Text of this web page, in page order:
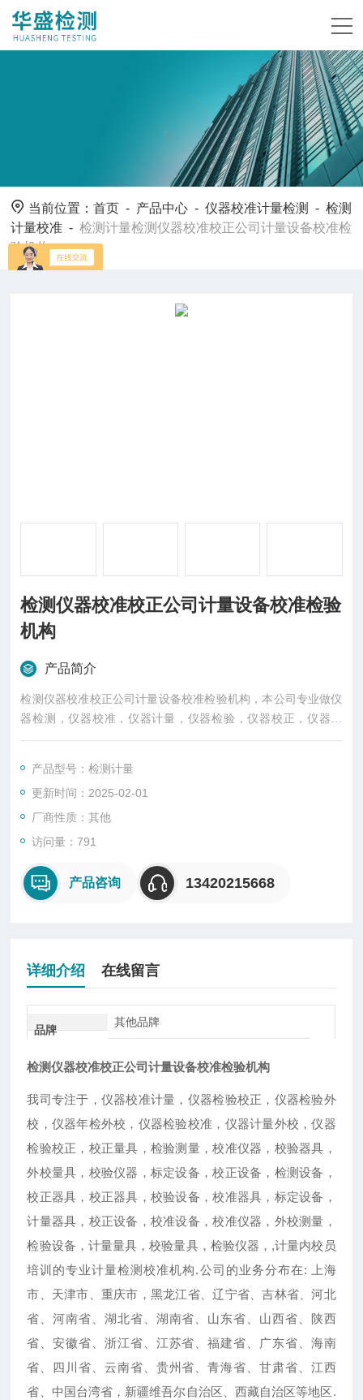
当前位置：首页 - 产品中心 -仪器校准计量检测 -检测
计量校准 -检测计量检测仪器校准校正公司计量设备校准检
验机构
检测仪器校准校正公司计量设备校准检验
机构
产品简介
检测仪器校准校正公司计量设备校准检验机构，本公司专业做仪
器检测，仪器校准，仪器计量，仪器检验，仪器校正，仪器外
校，仪器计量校正，仪器计量外校，仪器送检，仪器年检，仪器
校准方式:安排下厂校准、上门收取仪器、快递过来校准
产品型号：检测计量
更新时间：2025-02-01
厂商性质：其他
访问量：791
产品咨询 13420215668
详细介绍 在线留言
品牌
其他品牌
检测仪器校准校正公司计量设备校准检验机构
我司专注于，仪器校准计量，仪器检验校正，仪器检验外
校，仪器年检外校，仪器检验校准，仪器计量外校，仪器
检验校正，校正量具，检验测量，校准仪器，校验器具，
外校量具，校验仪器，标定设备，校正设备，检测设备，
校正器具，校正器具，校验设备，校准器具，标定设备，
计量器具，校正设备，校准设备，校准仪器，外校测量，
检验设备，计量量具，校验量具，检验仪器，,计量内校员
培训的专业计量检测校准机构.公司的业务分布在: 上海
市、天津市、重庆市，黑龙江省、辽宁省、吉林省、河北
省、河南省、湖北省、湖南省、山东省、山西省、陕西
省、安徽省、浙江省、江苏省、福建省、广东省、海南
省、四川省、云南省、贵州省、青海省、甘肃省、江西
省、中国台湾省，新疆维吾尔自治区、西藏自治区等地区.